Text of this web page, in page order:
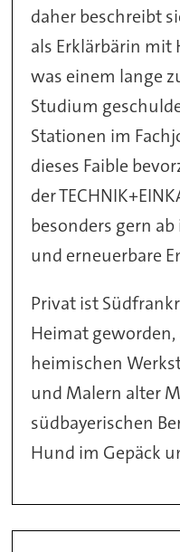
daher beschreibt
als Erklärbärin
was einem lange
Studium
Stationen im
dieses Faible
der
besonders gern
und erneuerbare
Privat ist
Heimat
heimischen
und Malern alter
südbayerischen
Hund im Gepäck